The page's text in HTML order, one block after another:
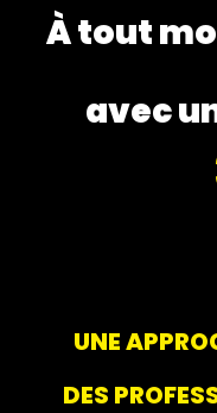
À tout
avec
UNE
DES